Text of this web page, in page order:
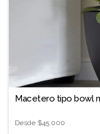
Macetero tipo bowl
Desde $45.000